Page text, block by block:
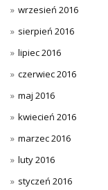
wrzesień 2016
sierpień 2016
lipiec 2016
czerwiec 2016
maj 2016
kwiecień 2016
marzec 2016
luty 2016
styczeń 2016